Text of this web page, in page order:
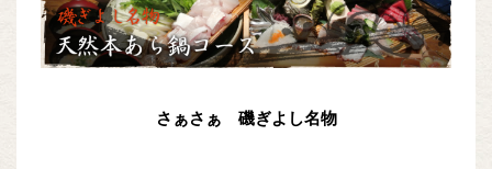
さぁさぁ 磯ぎよし名物